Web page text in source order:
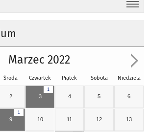
Marzec 2022
Środa Czwartek Piątek Sobota Niedziela
2
1
3 4 5 6
1
9 10 11 12 13